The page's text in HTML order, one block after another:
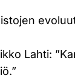
Lahti: